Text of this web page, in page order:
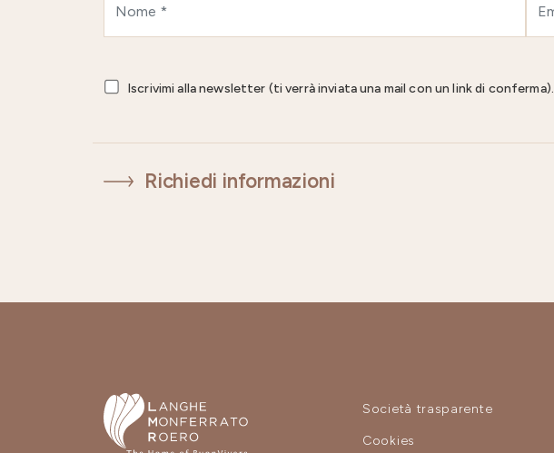
Iscrivimi alla newsletter (ti verrà inviata una mail con un link di conferma).
Richiedi informazioni
Società trasparente
Cookies